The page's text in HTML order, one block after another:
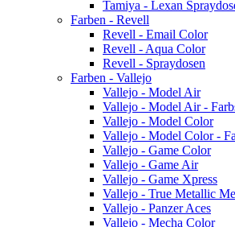
Tamiya - Lexan
Farben - Revell
Revell - Email Color
Revell - Aqua Color
Revell - Spraydosen
Farben - Vallejo
Vallejo - Model Air
Vallejo - Model Air -
Vallejo - Model Color
Vallejo - Model Color -
Vallejo - Game Color
Vallejo - Game Air
Vallejo - Game Xpress
Vallejo - True Metallic
Vallejo - Panzer Aces
Vallejo - Mecha Color